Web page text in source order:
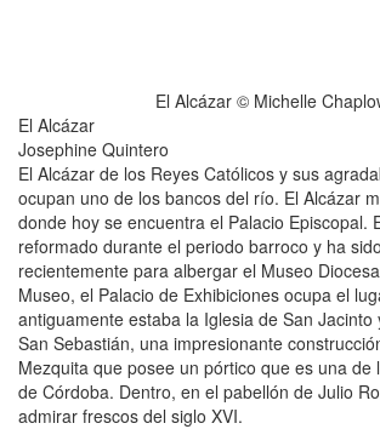
El Alcázar © Michelle
El Alcázar
Josephine Quintero
El Alcázar de los Reyes Católicos y sus
ocupan uno de los bancos del río. El Alcázar
donde hoy se encuentra el Palacio Episcopal.
reformado durante el periodo barroco y ha
recientemente para albergar el Museo
Museo, el Palacio de Exhibiciones ocupa el
antiguamente estaba la Iglesia de San Jacinto
San Sebastián, una impresionante
Mezquita que posee un pórtico que es una de
de Córdoba. Dentro, en el pabellón de Julio
admirar frescos del siglo XVI.